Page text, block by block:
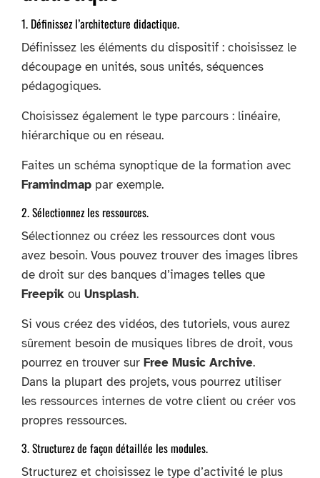
1. Définissez l’architecture didactique.
Définissez les éléments du dispositif : choisissez le
découpage en unités, sous unités, séquences
pédagogiques.
Choisissez également le type parcours : linéaire,
hiérarchique ou en réseau.
Faites un schéma synoptique de la formation avec
Framindmap par exemple.
2. Sélectionnez les ressources.
Sélectionnez ou créez les ressources dont vous
avez besoin. Vous pouvez trouver des images libres
de droit sur des banques d’images telles que
Freepik ou Unsplash.
Si vous créez des vidéos, des tutoriels, vous aurez
sûrement besoin de musiques libres de droit, vous
pourrez en trouver sur Free Music Archive.
Dans la plupart des projets, vous pourrez utiliser
les ressources internes de votre client ou créer vos
propres ressources.
3. Structurez de façon détaillée les modules.
Structurez et choisissez le type d’activité le plus